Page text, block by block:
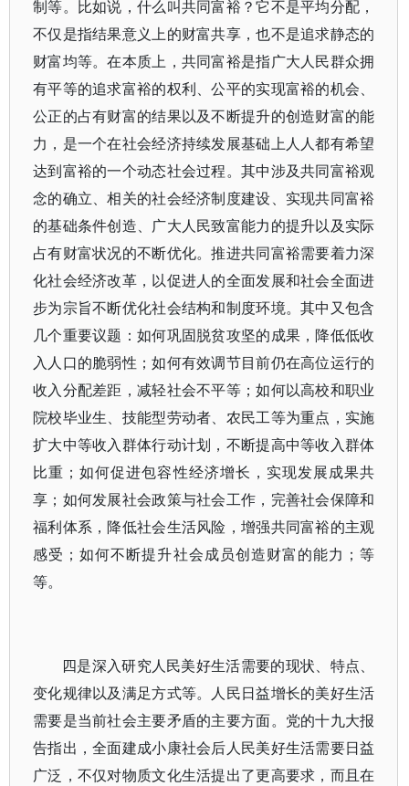
制等。比如说，什么叫共同富裕？它不是平均分配，
不仅是指结果意义上的财富共享，也不是追求静态的
财富均等。在本质上，共同富裕是指广大人民群众拥
有平等的追求富裕的权利、公平的实现富裕的机会、
公正的占有财富的结果以及不断提升的创造财富的能
力，是一个在社会经济持续发展基础上人人都有希望
达到富裕的一个动态社会过程。其中涉及共同富裕观
念的确立、相关的社会经济制度建设、实现共同富裕
的基础条件创造、广大人民致富能力的提升以及实际
占有财富状况的不断优化。推进共同富裕需要着力深
化社会经济改革，以促进人的全面发展和社会全面进
步为宗旨不断优化社会结构和制度环境。其中又包含
几个重要议题：如何巩固脱贫攻坚的成果，降低低收
入人口的脆弱性；如何有效调节目前仍在高位运行的
收入分配差距，减轻社会不平等；如何以高校和职业
院校毕业生、技能型劳动者、农民工等为重点，实施
扩大中等收入群体行动计划，不断提高中等收入群体
比重；如何促进包容性经济增长，实现发展成果共
享；如何发展社会政策与社会工作，完善社会保障和
福利体系，降低社会生活风险，增强共同富裕的主观
感受；如何不断提升社会成员创造财富的能力；等
等。
四是深入研究人民美好生活需要的现状、特点、
变化规律以及满足方式等。人民日益增长的美好生活
需要是当前社会主要矛盾的主要方面。党的十九大报
告指出，全面建成小康社会后人民美好生活需要日益
广泛，不仅对物质文化生活提出了更高要求，而且在